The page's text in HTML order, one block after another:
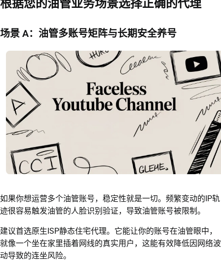
根据您的油管业务场景选择正确的代理
场景 A：油管多账号矩阵与长期安全养号
如果你想运营多个油管账号，稳定性就是一切。频繁变动的IP轨
迹很容易触发油管的人脸识别验证，导致油管账号被限制。
建议首选原生ISP静态住宅代理。它能让你的账号在油管眼中，
就像一个坐在家里插着网线的真实用户，这能有效降低因网络波
动导致的连坐风险。